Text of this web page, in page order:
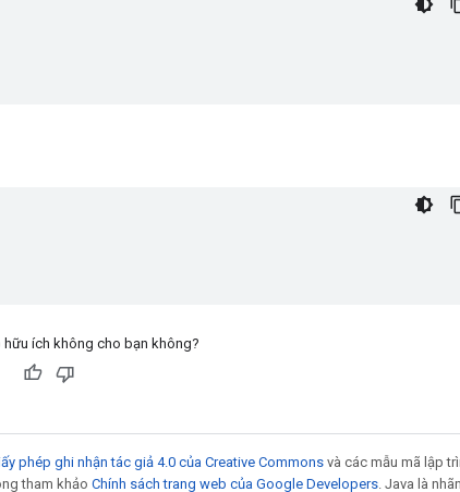
hữu ích không cho bạn không?
phép ghi nhận tác giả 4.0 của Creative Commons và các mẫu mã lập
tham khảo Chính sách trang web của Google Developers . Java là